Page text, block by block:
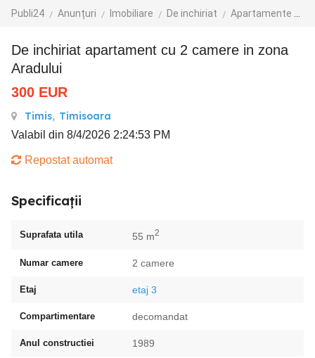
Publi24 Anunțuri Imobiliare De inchiriat Apartamente de inchiriat
De inchiriat apartament cu 2 camere in zona
Aradului
300 EUR
Timis, Timisoara
Valabil din 8/4/2026 2:24:53 PM
Repostat automat
Specificații
Suprafata utila 55 m2
Numar camere 2 camere
Etaj etaj 3
Compartimentare decomandat
Anul constructiei 1989